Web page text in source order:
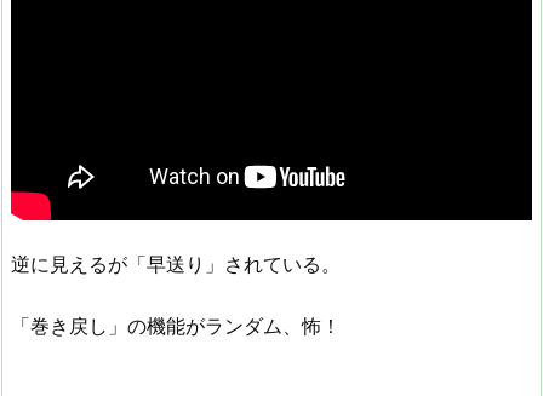
逆に見えるが「早送り」されている。
「巻き戻し」の機能がランダム、怖！